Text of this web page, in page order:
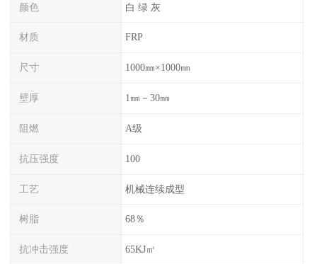
颜色 白 绿 灰
材质 FRP
尺寸 1000㎜×1000㎜
壁厚 1㎜－30㎜
阻燃 A级
抗压强度 100
工艺 机械连续成型
树脂 68％
抗冲击强度 65KJ㎡